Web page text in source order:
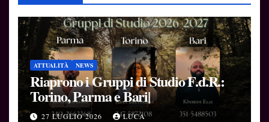
ATTUALITÀ NEWS
Riaprono i Gruppi di Studio F.d.R.:
Torino, Parma e Bari|
27 LUGLIO 2026 LUCA